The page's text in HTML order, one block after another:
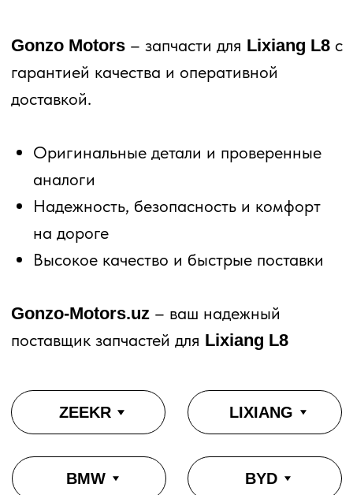
гарантией качества и оперативной
доставкой.
Оригинальные детали и проверенные
Надежность, безопасность и комфорт
на дороге
Высокое качество и быстрые поставки
поставщик запчастей для
BMW BYD
NETA HONGQI
CHANGAN